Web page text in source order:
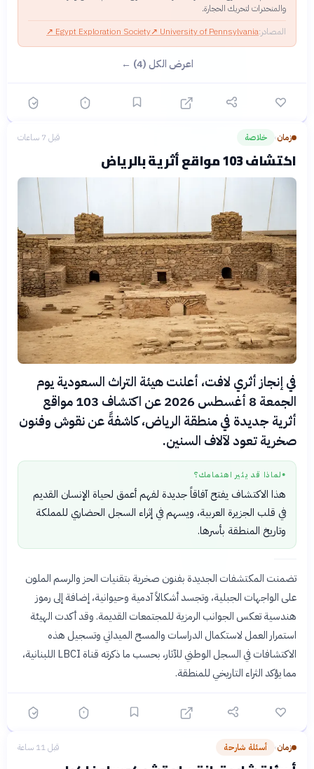
والمنحدرات لتحريك الحجارة.
المصادر:University of Pennsylvania
↗
Egypt Exploration Society
↗
اعرض الكل (4) ←
زمان› خلاصة قبل 7 ساعات
اكتشاف 103 مواقع أثرية بالرياض
في إنجاز أثري لافت، أعلنت هيئة التراث السعودية يوم
الجمعة 8 أغسطس 2026 عن اكتشاف 103 مواقع
أثرية جديدة في منطقة الرياض، كاشفةً عن نقوش وفنون
صخرية تعود لآلاف السنين.
● لماذا قد يثير اهتمامك؟
هذا الاكتشاف يفتح آفاقاً جديدة لفهم أعمق لحياة الإنسان القديم
في قلب الجزيرة العربية، ويسهم في إثراء السجل الحضاري للمملكة
وتاريخ المنطقة بأسرها.
تضمنت المكتشفات الجديدة بفنون صخرية بتقنيات الحز والرسم الملون
على الواجهات الجبلية، وتجسد أشكالاً آدمية وحيوانية، إضافة إلى رموز
هندسية تعكس الجوانب الرمزية للمجتمعات القديمة. وقد أكدت الهيئة
استمرار العمل لاستكمال الدراسات والمسح الميداني وتسجيل هذه
الاكتشافات في السجل الوطني للآثار، بحسب ما ذكرته قناة LBCI اللبنانية،
مما يؤكد الثراء التاريخي للمنطقة.
زمان› أسئلة شارحة قبل 11 ساعة